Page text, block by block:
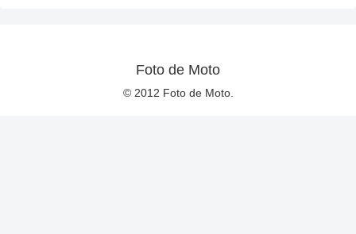
Foto de Moto
© 2012 Foto de Moto.